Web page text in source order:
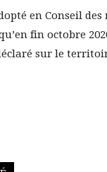
en Conseil
fin octobre
sur le